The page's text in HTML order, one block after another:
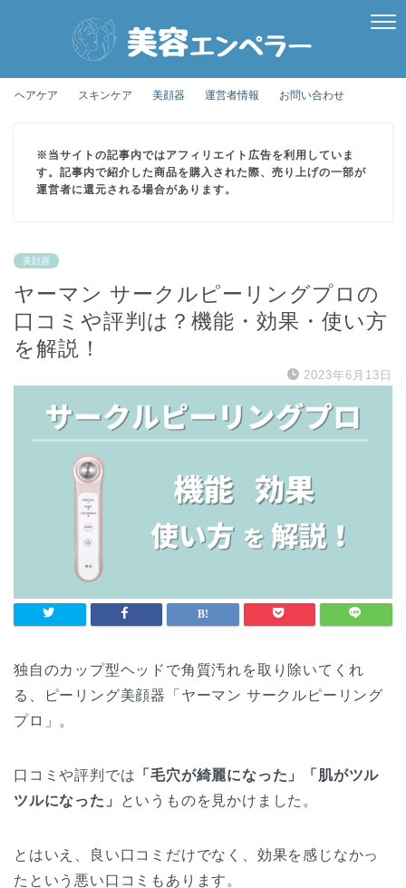
ヘアケア スキンケア 美顔器 運営者情報 お問い合わせ
※当サイトの記事内ではアフィリエイト広告を利用していま
す。記事内で紹介した商品を購入された際、売り上げの一部が
運営者に還元される場合があります。
美顔器
ヤーマン サークルピーリングプロの
口コミや評判は？機能・効果・使い方
を解説！
2023年6月13日
独自のカップ型ヘッドで角質汚れを取り除いてくれ
る、ピーリング美顔器「ヤーマン サークルピーリング
プロ」。
口コミや評判では 「毛穴が綺麗になった」「肌がツル
ツルになった」
というものを見かけました。
とはいえ、良い口コミだけでなく、効果を感じなかっ
たという悪い口コミもあります。